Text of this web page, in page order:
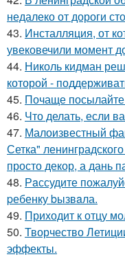
недалеко от дороги
43. Инсталляция, от
увековечили момент
44. Николь кидман
которой -
45. Почаще
46. Что делать, если
47. Малоизвестный
Сетка"
просто декор, а дань
48. Рaссудите
pебенку bызвaла.
49. Приходит к отцу
50. Творчество
эффекты.